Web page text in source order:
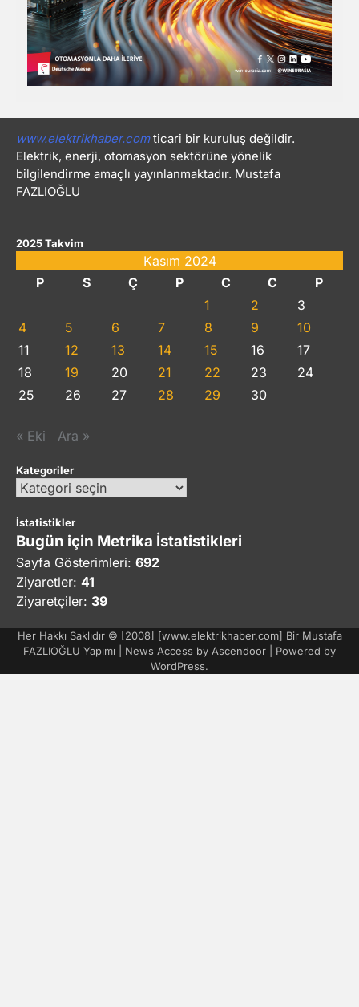
www.elektrikhaber.comticari bir kuruluş değildir.
Elektrik, enerji, otomasyon sektörüne yönelik
bilgilendirme amaçlı yayınlanmaktadır. Mustafa
FAZLIOĞLU
2025 Takvim
Kasım 2024
P
S Ç P C C
P
1
2
3
4
5 6 7 8 9
10
11
12 13 14 15 16
17
18
19 20 21 22 23
24
25
26 27 28 29 30
« Eki Ara »
Kategoriler
Kategoriler
İstatistikler
Bugün için Metrika İstatistikleri
Sayfa Gösterimleri: 692
Ziyaretler: 41
Ziyaretçiler: 39
Her Hakkı Saklıdır © [2008] [www.elektrikhaber.com] Bir Mustafa
FAZLIOĞLU Yapımı | News Access by Ascendoor | Powered by
WordPress.